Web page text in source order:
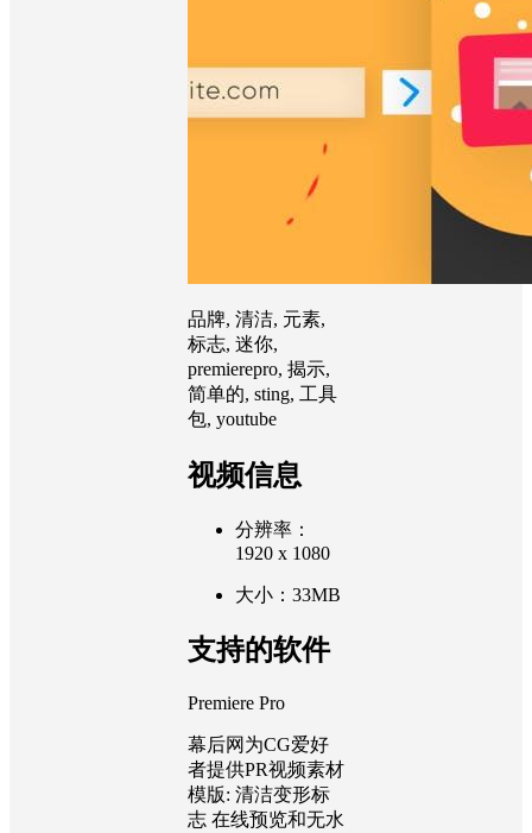
品牌, 清洁, 元素,
标志, 迷你,
premierepro, 揭示,
简单的, sting, 工具
包, youtube
视频信息
分辨率：
1920 x 1080
大小：33MB
支持的软件
Premiere Pro
幕后网为CG爱好
者提供PR视频素材
模版: 清洁变形标
志 在线预览和无水